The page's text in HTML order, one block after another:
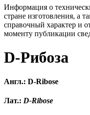
Информация о
стране изготовления, а
справочный характер и
моменту публикации
D-Рибоза
Англ.: D-Ribose
Лат.: D-Ribose